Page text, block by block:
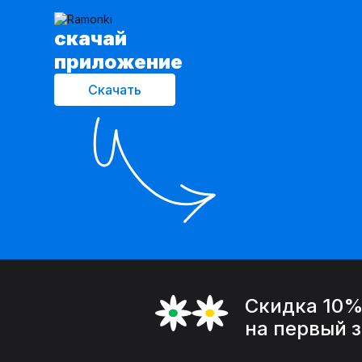
cкачай
приложение
Скачать
Скидка 10%
на первый